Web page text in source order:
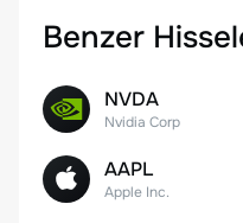
Benzer
NVDA
Nvidia Corp
AAPL
Apple Inc.